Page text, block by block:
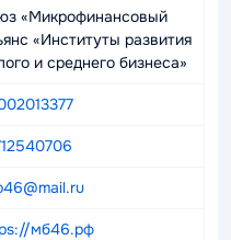
«Микрофинансовый
«Институты развития
и среднего бизнеса»
мб46.рф